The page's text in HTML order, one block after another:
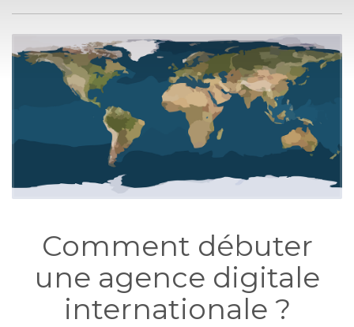
Comment débuter
une agence digitale
internationale ?